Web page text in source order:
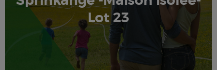
Lot 23
VENTE
LOCATION
ESPAGNE
A PROPOS
ESTIMATION